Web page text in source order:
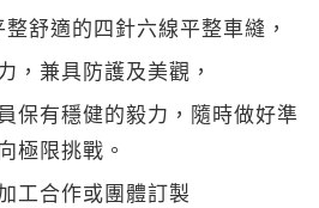
舒適的四針六線平整車縫，
，兼具防護及美觀，
保有穩健的毅力，隨時做好準
極限挑戰。
工合作或團體訂製